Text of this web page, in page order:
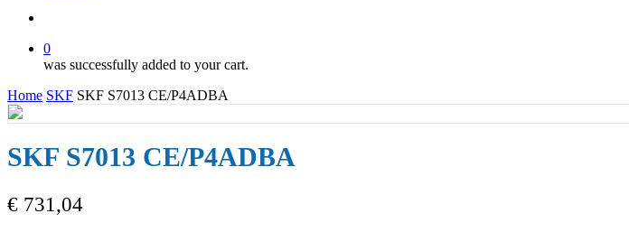
0
was successfully added to your cart.
Home SKF SKF S7013 CE/P4ADBA
SKF S7013 CE/P4ADBA
€ 731,04